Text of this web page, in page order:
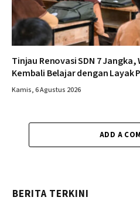
Tinjau Renovasi SDN 7
Kembali Belajar dengan Layak
Kamis, 6 Agustus 2026
ADD A
BERITA TERKINI